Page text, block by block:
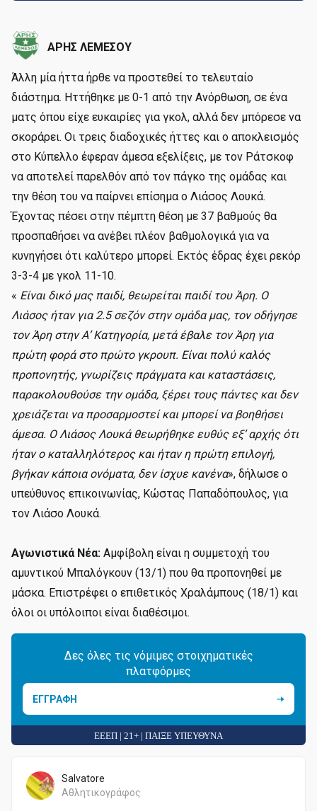
ΑΡΗΣ ΛΕΜΕΣΟΥ
Άλλη μία ήττα ήρθε να προστεθεί το τελευταίο
διάστημα. Ηττήθηκε με 0-1 από την Ανόρθωση, σε ένα
ματς όπου είχε ευκαιρίες για γκολ, αλλά δεν μπόρεσε να
σκοράρει. Οι τρεις διαδοχικές ήττες και ο αποκλεισμός
στο Κύπελλο έφεραν άμεσα εξελίξεις, με τον Ράτσκοφ
να αποτελεί παρελθόν από τον πάγκο της ομάδας και
την θέση του να παίρνει επίσημα ο Λιάσος Λουκά.
Έχοντας πέσει στην πέμπτη θέση με 37 βαθμούς θα
προσπαθήσει να ανέβει πλέον βαθμολογικά για να
κυνηγήσει ότι καλύτερο μπορεί. Εκτός έδρας έχει ρεκόρ
3-3-4 με γκολ 11-10.
« Είναι δικό μας παιδί, θεωρείται παιδί του Άρη. Ο
Λιάσος ήταν για 2.5 σεζόν στην ομάδα μας, τον οδήγησε
τον Άρη στην Α’ Κατηγορία, μετά έβαλε τον Άρη για
πρώτη φορά στο πρώτο γκρουπ. Είναι πολύ καλός
προπονητής, γνωρίζεις πράγματα και καταστάσεις,
παρακολουθούσε την ομάδα, ξέρει τους πάντες και δεν
χρειάζεται να προσαρμοστεί και μπορεί να βοηθήσει
άμεσα. Ο Λιάσος Λουκά θεωρήθηκε ευθύς εξ’ αρχής ότι
ήταν ο καταλληλότερος και ήταν η πρώτη επιλογή,
βγήκαν κάποια ονόματα, δεν ίσχυε κανένα», δήλωσε ο
υπεύθυνος επικοινωνίας, Κώστας Παπαδόπουλος, για
τον Λιάσο Λουκά.
Αγωνιστικά Νέα: Αμφίβολη είναι η συμμετοχή του
αμυντικού Μπαλόγκουν (13/1) που θα προπονηθεί με
μάσκα. Επιστρέφει ο επιθετικός Χραλάμπους (18/1) και
όλοι οι υπόλοιποι είναι διαθέσιμοι.
Δες όλες τις νόμιμες στοιχηματικές
πλατφόρμες
ΕΓΓΡΑΦΗ
ΕΕΕΠ | 21+ | ΠΑΙΞΕ ΥΠΕΥΘΥΝΑ
Salvatore
Αθλητικογράφος